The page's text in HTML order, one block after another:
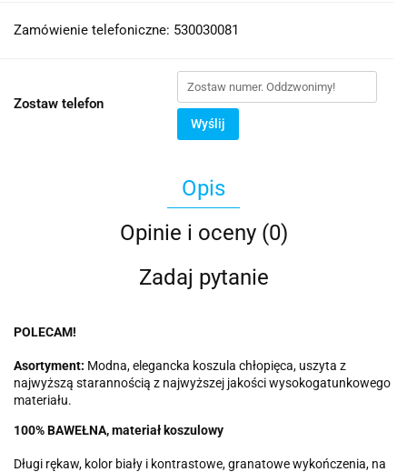
Zamówienie telefoniczne: 530030081
Zostaw telefon
Wyślij
Opis
Opinie i oceny (0)
Zadaj pytanie
POLECAM!
Asortyment: Modna, elegancka koszula chłopięca, uszyta z
najwyższą starannością z najwyższej jakości wysokogatunkowego
materiału.
100% BAWEŁNA, materiał koszulowy
Długi rękaw, kolor biały i kontrastowe, granatowe wykończenia, na